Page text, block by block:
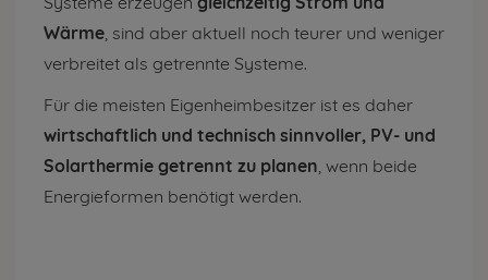
Wärme, sind aber aktuell noch teurer und weniger
verbreitet als getrennte Systeme.
Für die meisten Eigenheimbesitzer ist es daher
wirtschaftlich und technisch sinnvoller, PV- und
Solarthermie getrennt zu planen, wenn beide
Energieformen benötigt werden.